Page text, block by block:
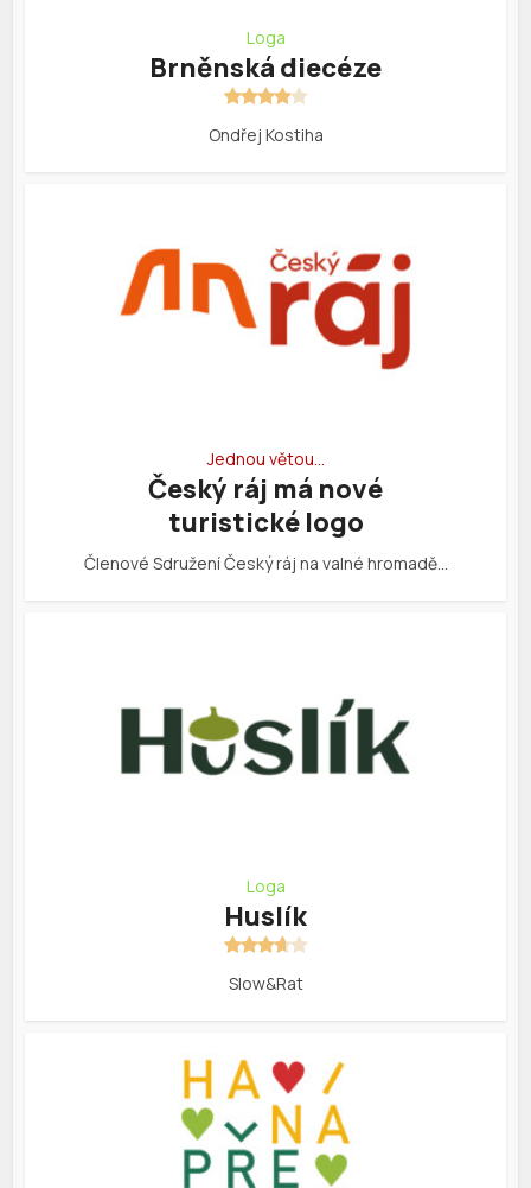
Loga
Brněnská diecéze
Ondřej Kostiha
Jednou větou…
Český ráj má nové
turistické logo
Členové Sdružení Český ráj na valné hromadě…
Loga
Huslík
Slow&Rat